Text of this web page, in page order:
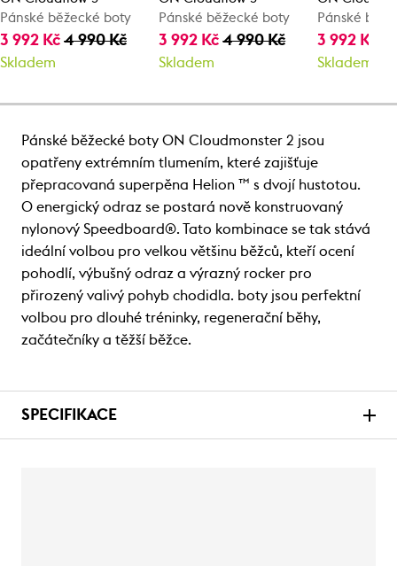
Pánské běžecké boty
3 992 Kč 4 990 Kč
Skladem
Pánské běžecké boty
3 992 Kč4 990 Kč
Skladem
Pánské
3 992 Kč
Skladem
Pánské běžecké boty ON Cloudmonster 2 jsou
opatřeny extrémním tlumením, které zajišťuje
přepracovaná superpěna Helion ™ s dvojí hustotou.
O energický odraz se postará nově konstruovaný
nylonový Speedboard®. Tato kombinace se tak stává
ideální volbou pro velkou většinu běžců, kteří ocení
pohodlí, výbušný odraz a výrazný rocker pro
přirozený valivý pohyb chodidla. boty jsou perfektní
volbou pro dlouhé tréninky, regenerační běhy,
začátečníky a těžší běžce.
SPECIFIKACE